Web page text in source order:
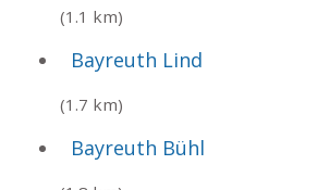
(1.1 km)
Bayreuth Lind
(1.7 km)
Bayreuth Bühl